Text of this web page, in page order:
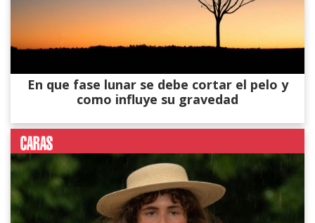
En que fase lunar se debe cortar el pelo y
como influye su gravedad